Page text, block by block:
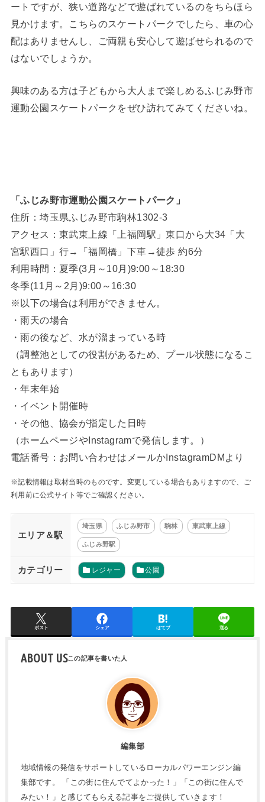
ートですが、狭い道路などで遊ばれているのをちらほら
見かけます。こちらのスケートパークでしたら、車の心
配はありませんし、ご両親も安心して遊ばせられるので
はないでしょうか。
興味のある方は子どもから大人まで楽しめるふじみ野市
運動公園スケートパークをぜひ訪れてみてくださいね。
「ふじみ野市運動公園スケートパーク」
住所：埼玉県ふじみ野市駒林1302-3
アクセス：東武東上線「上福岡駅」東⼝から⼤34「⼤
宮駅⻄⼝」⾏→「福岡橋」下⾞→徒歩 約6分
利用時間：夏季(3月～10月)9:00～18:30
冬季(11月～2月)9:00～16:30
※以下の場合は利用ができません。
・雨天の場合
・雨の後など、水が溜まっている時
（調整池としての役割があるため、プール状態になるこ
ともあります）
・年末年始
・イベント開催時
・その他、協会が指定した日時
（ホームページやInstagramで発信します。）
電話番号：お問い合わせはメールかInstagramDMより
※記載情報は取材当時のものです。変更している場合もありますので、ご
利用前に公式サイト等でご確認ください。
エリア＆駅
埼玉県 ふじみ野市 駒林 東武東上線
ふじみ野駅
カテゴリー レジャー 公園
ポスト シェア はてブ 送る
ABOUT US
編集部
地域情報の発信をサポートしているローカルパワーエンジン編
集部です。 「この街に住んでてよかった！」「この街に住んで
みたい！」と感じてもらえる記事をご提供していきます！